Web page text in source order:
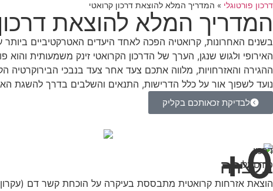
דרכון פורטוגלי » המדריך המלא להוצאת דרכון קרואטי
המדריך המלא להוצאת
בשנים האחרונות, קרואטיה הפכה לאחד היעדים האטרקטיביים
האירופי ולגוש שנגן, הערך של הדרכון הקרואטי זינק משמעותית
נועד לשפוך אור על כלל הדרישות, התנאים והשלבים בדרך להשגת
לבדיקת זכאותכם בקליק
0
+
בקצרה